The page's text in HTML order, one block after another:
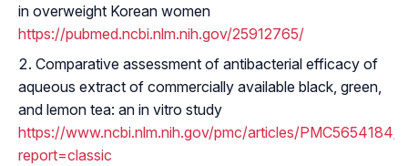
in overweight Korean women
https://pubmed.ncbi.nlm.nih.gov/25912765/
Comparative assessment of antibacterial efficacy of
aqueous extract of commercially available black, green,
and lemon tea: an in vitro study
https://www.ncbi.nlm.nih.gov/pmc/articles/PMC5654184/?
report=classic